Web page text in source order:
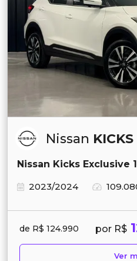
Nissan KICKS
Nissan Kicks Exclusive
2023/2024
de R$ 124.990 por R$
Ver